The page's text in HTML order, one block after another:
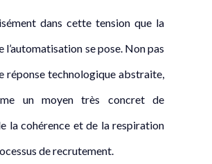
dans cette tension que la
l’automatisation se pose. Non pas
réponse technologique abstraite,
un moyen très concret de
la cohérence et de la respiration
de recrutement.